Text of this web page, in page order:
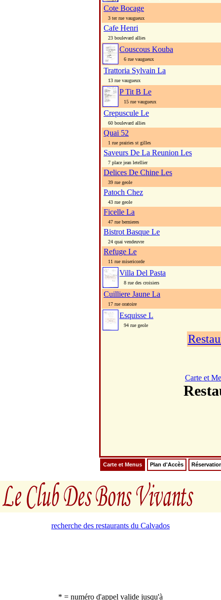
Cote Bocage
3 ter rue vaugueux
Cafe Henri
23 boulevard allies
Couscous Kouba
6 rue vaugueux
Trattoria Sylvain La
13 rue vaugueux
P Tit B Le
15 rue vaugueux
Crepuscule Le
60 boulevard allies
Quai 52
1 rue prairies st gilles
Saveurs De La Reunion Les
7 place jean letellier
Delices De Chine Les
39 rue geole
Patoch Chez
43 rue geole
Ficelle La
47 rue bernieres
Bistrot Basque Le
24 quai vendeuvre
Refuge Le
11 rue misericorde
Villa Del Pasta
8 rue des croisiers
Cuilliere Jaune La
17 rue oratoire
Esquisse L
94 rue geole
Carte et
Carte et Menus Plan d'Accès
recherche des restaurants du Calvados
* = numéro d'appel valide jusqu'à